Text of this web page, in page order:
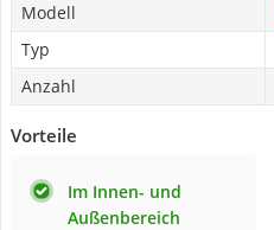
Modell
Typ
Anzahl
Vorteile
Im Innen- und
Außenbereich